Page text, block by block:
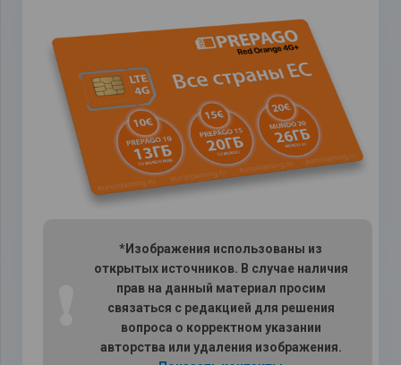
*Изображения использованы из
открытых источников. В случае наличия
прав на данный материал просим
связаться с редакцией для решения
вопроса о корректном указании
авторства или удаления изображения.